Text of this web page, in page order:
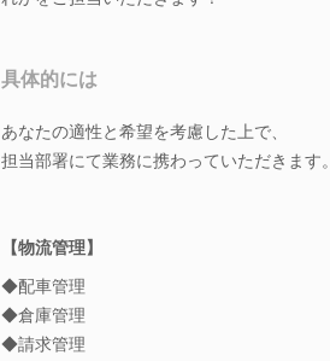
具体的には
あなたの適性と希望を考慮した上で、
担当部署にて業務に携わっていただきます。
【物流管理】
◆配車管理
◆倉庫管理
◆請求管理